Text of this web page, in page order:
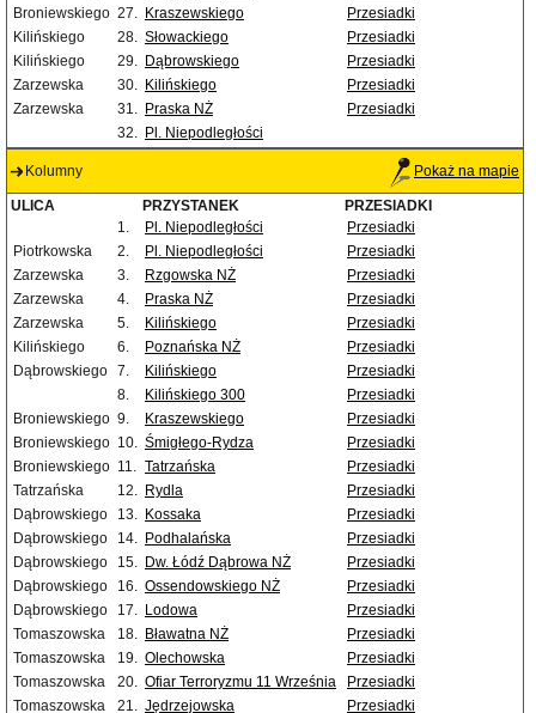
Broniewskiego 27. Kraszewskiego
Przesiadki
Kilińskiego
28. Słowackiego
Przesiadki
Kilińskiego
29. Dąbrowskiego
Przesiadki
Zarzewska
30. Kilińskiego
Przesiadki
Zarzewska
31. Praska NŻ
Przesiadki
32. Pl. Niepodległości
Kolumny Pokaż na mapie
ULICA PRZYSTANEK
PRZESIADKI
1.
Pl. Niepodległości
Przesiadki
Piotrkowska
2. Pl. Niepodległości
Przesiadki
Zarzewska
3. Rzgowska NŻ
Przesiadki
Zarzewska
4. Praska NŻ
Przesiadki
Zarzewska
5. Kilińskiego
Przesiadki
Kilińskiego
6. Poznańska NŻ
Przesiadki
Dąbrowskiego 7. Kilińskiego
Przesiadki
8.
Kilińskiego 300
Przesiadki
Broniewskiego 9. Kraszewskiego
Przesiadki
Broniewskiego 10. Śmigłego-Rydza
Przesiadki
Broniewskiego 11. Tatrzańska
Przesiadki
Tatrzańska
12. Rydla
Przesiadki
Dąbrowskiego
13. Kossaka
Przesiadki
Dąbrowskiego
14. Podhalańska
Przesiadki
Dąbrowskiego
15. Dw. Łódź Dąbrowa NŻ
Przesiadki
Dąbrowskiego
16. Ossendowskiego NŻ
Przesiadki
Dąbrowskiego
17. Lodowa
Przesiadki
Tomaszowska
18. Bławatna NŻ
Przesiadki
Tomaszowska
19. Olechowska
Przesiadki
Tomaszowska
20. Ofiar Terroryzmu 11 Września
Przesiadki
Tomaszowska
21. Jędrzejowska Przesiadki